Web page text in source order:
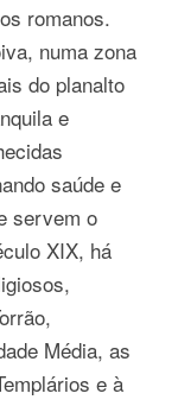
romanos.
numa zona
do planalto
e
saúde e
servem o
XIX, há
Média, as
e à